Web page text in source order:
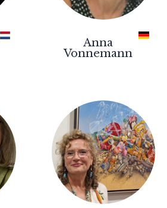
Anna
Vonnemann